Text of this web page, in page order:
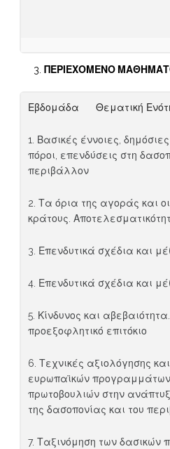
ΠΕΡΙΕΧΟΜΕΝΟ
Εβδομάδα Θεματική
1. Βασικές έννοιες,
πόροι, επενδύσεις στη
περιβάλλον
2. Τα όρια της αγοράς και
κράτους.
3. Επενδυτικά σχέδια και
4. Επενδυτικά σχέδια και
5. Κίνδυνος και
προεξοφλητικό επιτόκιο
6. Τεχνικές αξιολόγησης
ευρωπαϊκών
πρωτοβουλιών στην
της δασοπονίας και του
7. Ταξινόμηση των δασικών